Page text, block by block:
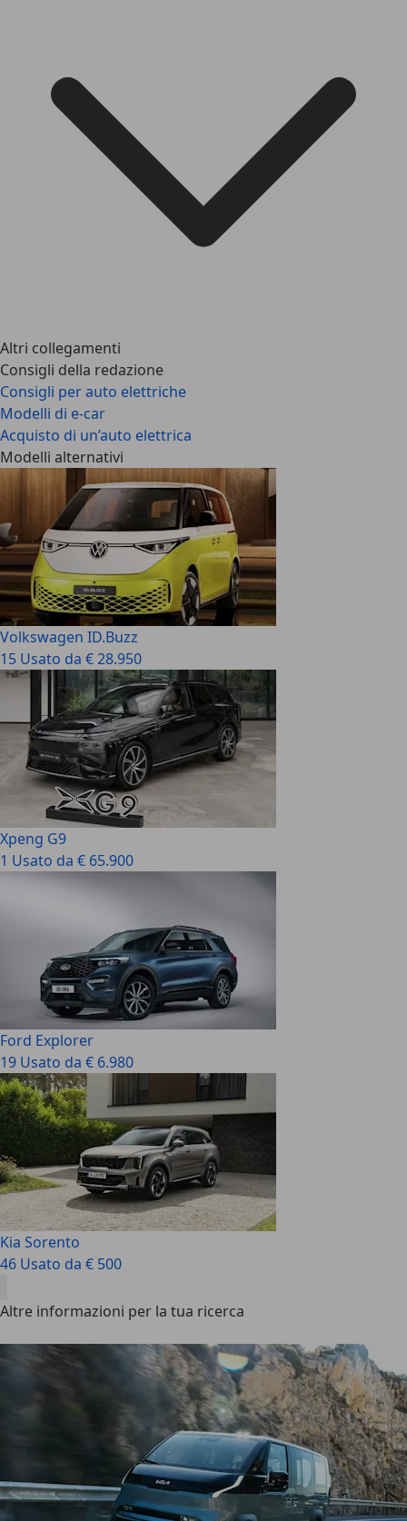
Altri collegamenti
Consigli della redazione
Consigli per auto elettriche
Modelli di e-car
Acquisto di un’auto elettrica
Modelli alternativi
Volkswagen ID.Buzz
15 Usato da € 28.950
Xpeng G9
1 Usato da € 65.900
Ford Explorer
19 Usato da € 6.980
Kia Sorento
46 Usato da € 500
Altre informazioni per la tua ricerca